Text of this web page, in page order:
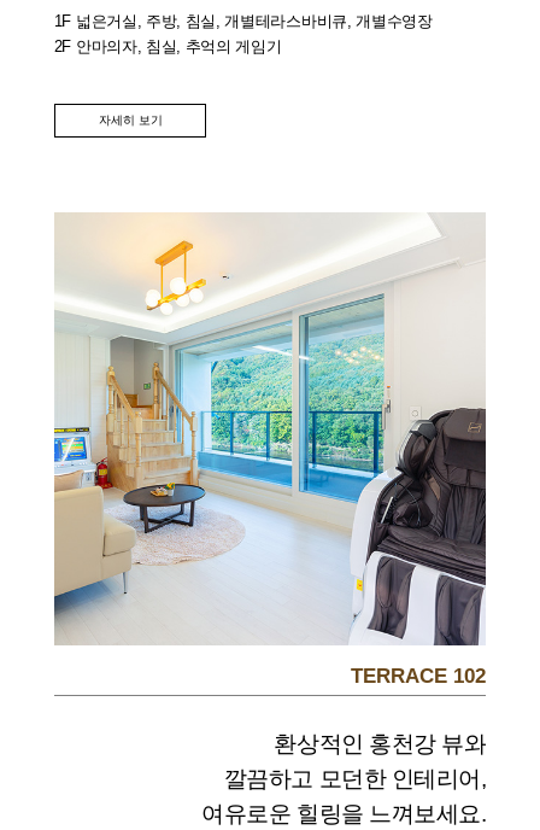
1F 넓은거실, 주방, 침실, 개별테라스바비큐, 개별수영장
2F 안마의자, 침실, 추억의 게임기
자세히 보기
TERRACE 102
환상적인 홍천강 뷰와
깔끔하고 모던한 인테리어,
여유로운 힐링을 느껴보세요.